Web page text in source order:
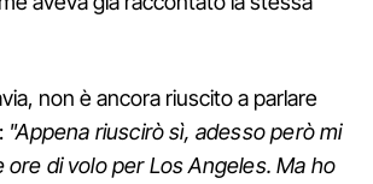
non è ancora riuscito a parlare
"Appena riuscirò sì, adesso però mi
di volo per Los Angeles. Ma ho